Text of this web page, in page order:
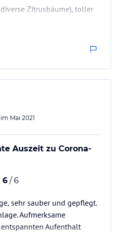
Zitrusbäume), toller
gebucht
Mai 2021
Auszeit zu Corona-
6 / 6
sehr sauber und gepflegt.
Aufmerksame
Aufenthalt